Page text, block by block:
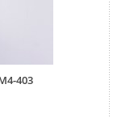
403